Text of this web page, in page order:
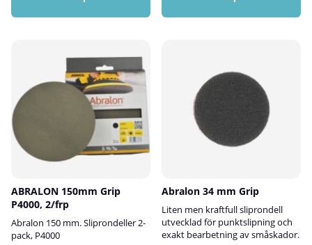
ABRALON 150mm Grip
P4000, 2/frp
Abralon 150 mm. Sliprondeller 2-
pack, P4000
Abralon 34 mm Grip
Liten men kraftfull sliprondell
utvecklad för punktslipning och
exakt bearbetning av småskador.